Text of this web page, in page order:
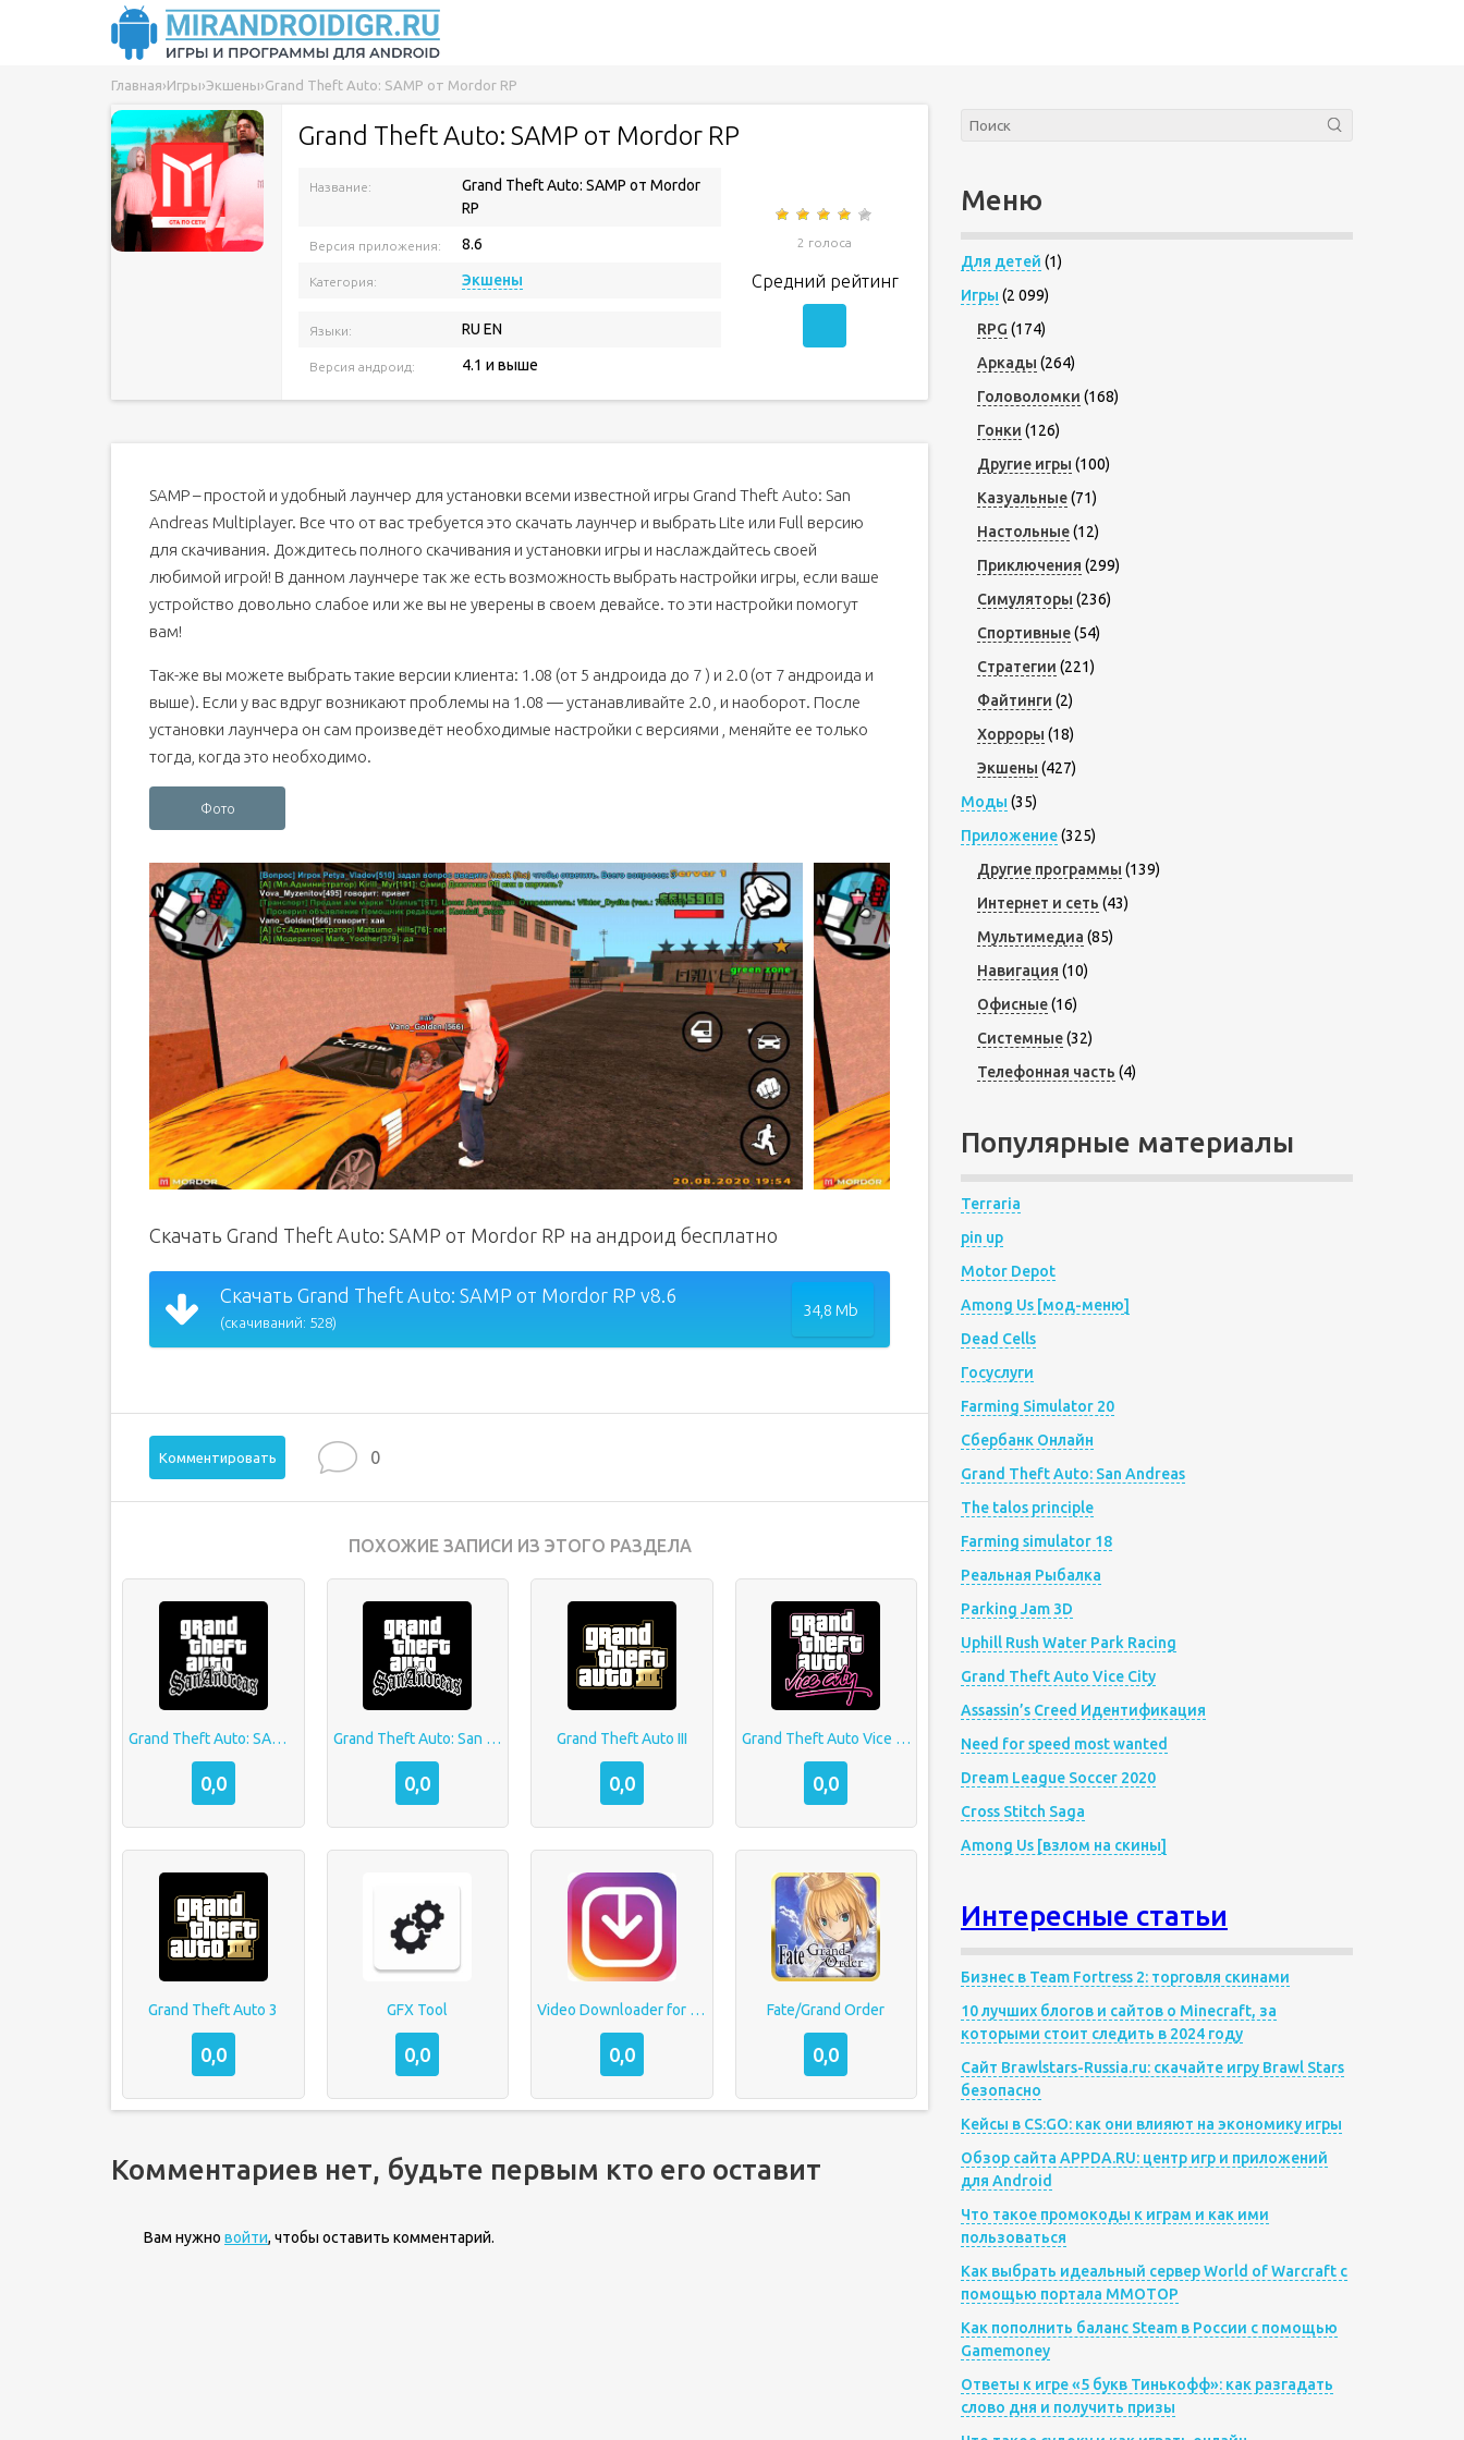
Главная›Игры›Экшены›Grand Theft Auto: SAMP от Mordor RP
Grand Theft Auto: SAMP от Mordor RP
Название:
Grand Theft Auto: SAMP от Mordor
RP
Версия приложения: 8.6
Категория: Экшены
Языки:
RU EN
Версия андроид: 4.1 и выше
2 голоса
Средний рейтинг
SAMP – простой и удобный лаунчер для установки всеми известной игры Grand Theft Auto: San
Andreas Multiplayer. Все что от вас требуется это скачать лаунчер и выбрать Lite или Full версию
для скачивания. Дождитесь полного скачивания и установки игры и наслаждайтесь своей
любимой игрой! В данном лаунчере так же есть возможность выбрать настройки игры, если ваше
устройство довольно слабое или же вы не уверены в своем девайсе. то эти настройки помогут
вам!
Так-же вы можете выбрать такие версии клиента: 1.08 (от 5 андроида до 7 ) и 2.0 (от 7 андроида и
выше). Если у вас вдруг возникают проблемы на 1.08 — устанавливайте 2.0 , и наоборот. После
установки лаунчера он сам произведёт необходимые настройки с версиями , меняйте ее только
тогда, когда это необходимо.
Фото
Скачать Grand Theft Auto: SAMP от Mordor RP на андроид бесплатно
Скачать Grand Theft Auto: SAMP от Mordor RP v8.6
(скачиваний: 528)
34,8 Mb
Комментировать 0
ПОХОЖИЕ ЗАПИСИ ИЗ ЭТОГО РАЗДЕЛА
Grand Theft Auto: SAMP от Mordor RP
0,0
Grand Theft Auto: San Andreas
0,0
Grand Theft Auto III
0,0
Grand Theft Auto Vice City
0,0
Grand Theft Auto 3
0,0
GFX Tool
0,0
Video Downloader for Instagram
0,0
Fate/Grand Order
0,0
Комментариев нет, будьте первым кто его оставит
Вам нужно войти, чтобы оставить комментарий.
Меню
Для детей (1)
Игры (2 099)
RPG (174)
Аркады (264)
Головоломки (168)
Гонки (126)
Другие игры (100)
Казуальные(71)
Настольные(12)
Приключения (299)
Симуляторы (236)
Спортивные(54)
Стратегии (221)
Файтинги (2)
Хорроры (18)
Экшены (427)
Моды (35)
Приложение(325)
Другие программы (139)
Интернет и сеть (43)
Мультимедиа (85)
Навигация (10)
Офисные(16)
Системные(32)
Телефонная часть (4)
Популярные материалы
Terraria
pin up
Motor Depot
Among Us [мод-меню]
Dead Cells
Госуслуги
Farming Simulator 20
Сбербанк Онлайн
Grand Theft Auto: San Andreas
The talos principle
Farming simulator 18
Реальная Рыбалка
Parking Jam 3D
Uphill Rush Water Park Racing
Grand Theft Auto Vice City
Assassin’s Creed Идентификация
Need for speed most wanted
Dream League Soccer 2020
Cross Stitch Saga
Among Us [взлом на скины]
Интересные статьи
Бизнес в Team Fortress 2: торговля скинами
10 лучших блогов и сайтов о Minecraft, за
которыми стоит следить в 2024 году
Сайт Brawlstars-Russia.ru: скачайте игру Brawl Stars
безопасно
Кейсы в CS:GO: как они влияют на экономику игры
Обзор сайта APPDA.RU: центр игр и приложений
для Android
Что такое промокоды к играм и как ими
пользоваться
Как выбрать идеальный сервер World of Warcraft с
помощью портала MMOTOP
Как пополнить баланс Steam в России с помощью
Gamemoney
Ответы к игре «5 букв Тинькофф»: как разгадать
слово дня и получить призы